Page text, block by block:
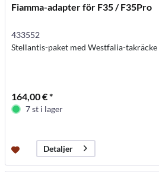
Fiamma-adapter för F35 / F35Pro
433552
Stellantis-paket med Westfalia-takräcke
164,00 € *
7 st i lager
Detaljer